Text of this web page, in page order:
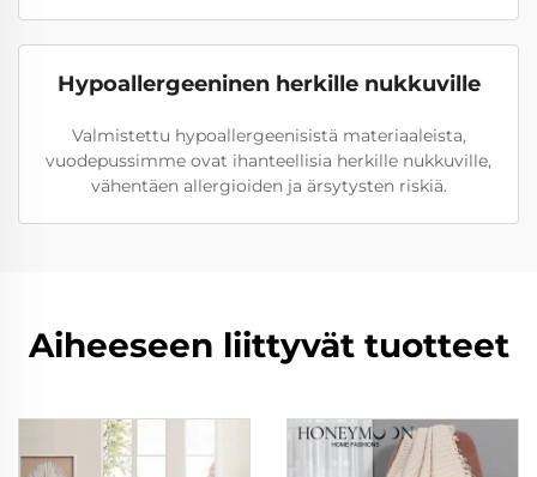
Hypoallergeeninen herkille nukkuville
Valmistettu hypoallergeenisistä materiaaleista,
vuodepussimme ovat ihanteellisia herkille nukkuville,
vähentäen allergioiden ja ärsytysten riskiä.
Aiheeseen liittyvät tuotteet